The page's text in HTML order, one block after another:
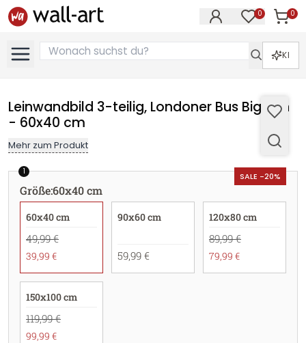
0 0
KI
Leinwandbild 3-teilig, Londoner Bus Big Ben
- 60x40 cm
Mehr zum Produkt
SALE -20%
1
Größe:60x40 cm
60x40 cm
49,99 €
39,99 €
90x60 cm
59,99 €
120x80 cm
89,99 €
79,99 €
150x100 cm
119,99 €
99,99 €